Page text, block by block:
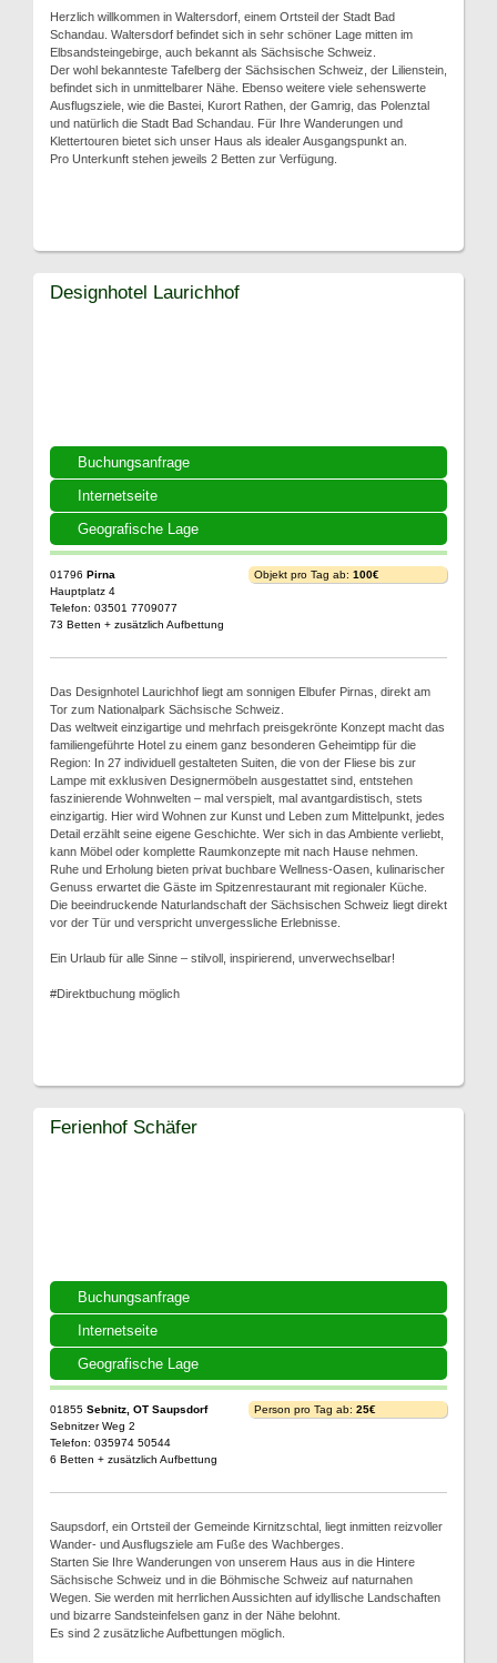
Herzlich willkommen in Waltersdorf, einem Ortsteil der Stadt Bad
Schandau. Waltersdorf befindet sich in sehr schöner Lage mitten im
Elbsandsteingebirge, auch bekannt als Sächsische Schweiz.
Der wohl bekannteste Tafelberg der Sächsischen Schweiz, der Lilienstein,
befindet sich in unmittelbarer Nähe. Ebenso weitere viele sehenswerte
Ausflugsziele, wie die Bastei, Kurort Rathen, der Gamrig, das Polenztal
und natürlich die Stadt Bad Schandau. Für Ihre Wanderungen und
Klettertouren bietet sich unser Haus als idealer Ausgangspunkt an.
Pro Unterkunft stehen jeweils 2 Betten zur Verfügung.
Buchungsanfrage
Internetseite
Geografische Lage
Designhotel Laurichhof
01796 Pirna
Hauptplatz 4
Telefon: 03501 7709077
73 Betten + zusätzlich Aufbettung
Objekt pro Tag ab: 100€
Das Designhotel Laurichhof liegt am sonnigen Elbufer Pirnas, direkt am
Tor zum Nationalpark Sächsische Schweiz.
Das weltweit einzigartige und mehrfach preisgekrönte Konzept macht das
familiengeführte Hotel zu einem ganz besonderen Geheimtipp für die
Region: In 27 individuell gestalteten Suiten, die von der Fliese bis zur
Lampe mit exklusiven Designermöbeln ausgestattet sind, entstehen
faszinierende Wohnwelten – mal verspielt, mal avantgardistisch, stets
einzigartig. Hier wird Wohnen zur Kunst und Leben zum Mittelpunkt, jedes
Detail erzählt seine eigene Geschichte. Wer sich in das Ambiente verliebt,
kann Möbel oder komplette Raumkonzepte mit nach Hause nehmen.
Ruhe und Erholung bieten privat buchbare Wellness-Oasen, kulinarischer
Genuss erwartet die Gäste im Spitzenrestaurant mit regionaler Küche.
Die beeindruckende Naturlandschaft der Sächsischen Schweiz liegt direkt
vor der Tür und verspricht unvergessliche Erlebnisse.
Ein Urlaub für alle Sinne – stilvoll, inspirierend, unverwechselbar!
#Direktbuchung möglich
Buchungsanfrage
Internetseite
Geografische Lage
Ferienhof Schäfer
01855 Sebnitz, OT Saupsdorf
Sebnitzer Weg 2
Telefon: 035974 50544
6 Betten + zusätzlich Aufbettung
Person pro Tag ab: 25€
Saupsdorf, ein Ortsteil der Gemeinde Kirnitzschtal, liegt inmitten reizvoller
Wander- und Ausflugsziele am Fuße des Wachberges.
Starten Sie Ihre Wanderungen von unserem Haus aus in die Hintere
Sächsische Schweiz und in die Böhmische Schweiz auf naturnahen
Wegen. Sie werden mit herrlichen Aussichten auf idyllische Landschaften
und bizarre Sandsteinfelsen ganz in der Nähe belohnt.
Es sind 2 zusätzliche Aufbettungen möglich.